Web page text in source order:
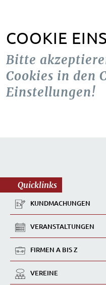
COOKIE
Bitte
Cookies in den
Einstellungen!
Quicklinks
KUNDMACHUNGEN
VERANSTALTUNGEN
FIRMEN A BIS Z
VEREINE